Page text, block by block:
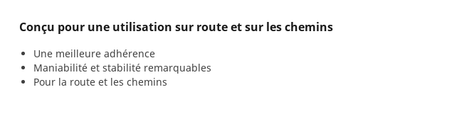
Conçu pour une utilisation sur route et sur les chemins
Une meilleure adhérence
Maniabilité et stabilité remarquables
Pour la route et les chemins